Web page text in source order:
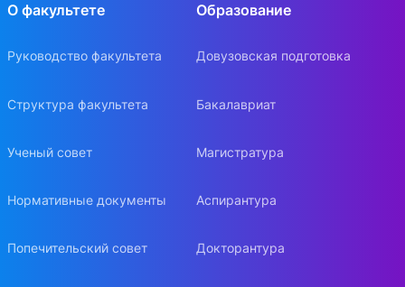
О факультете
Руководство факультета
Структура факультета
Ученый совет
Нормативные документы
Попечительский совет
Образование
Довузовская подготовка
Бакалавриат
Магистратура
Аспирантура
Докторантура